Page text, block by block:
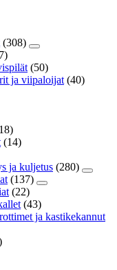
(308)
(50)
ja viipaloijat (40)
(14)
ja kuljetus (280)
(137)
(22)
(43)
ja kastikekannut